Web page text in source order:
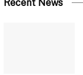
Recent News